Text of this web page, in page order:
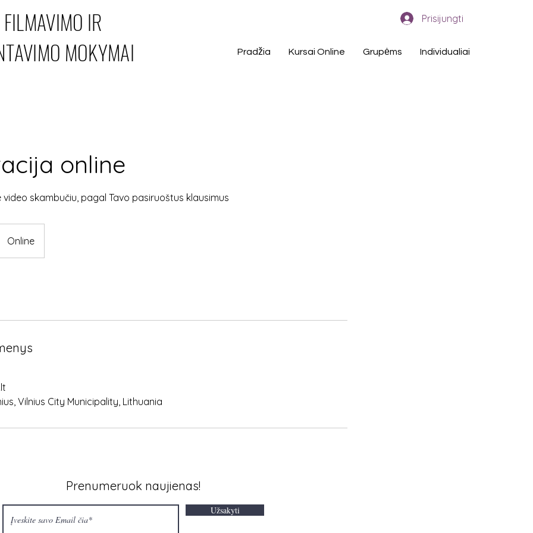
FILMAVIMO IR
MOKYMAI
Prisijungti
Pradžia Kursai Online Grupėms Individualiai
online
skambučiu, pagal Tavo pasiruoštus klausimus
Online
Vilnius City Municipality, Lithuania
Prenumeruok naujienas!
Užsakyti